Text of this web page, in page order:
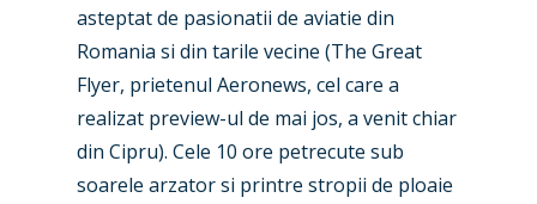
asteptat de pasionatii de aviatie din
Romania si din tarile vecine (The Great
Flyer, prietenul Aeronews, cel care a
realizat preview-ul de mai jos, a venit chiar
din Cipru). Cele 10 ore petrecute sub
soarele arzator si printre stropii de ploaie
Industry
Accidents / Incidents
Airshows
Dubai 2025
Paris 2025
Business Jets
Military